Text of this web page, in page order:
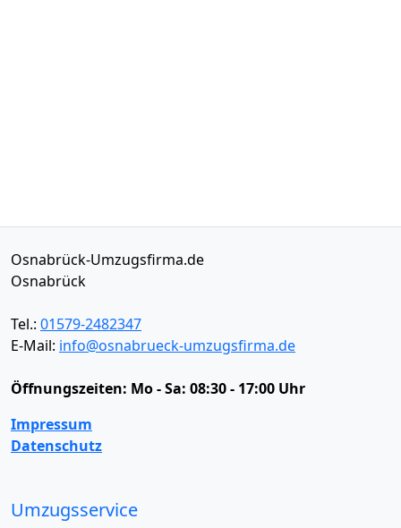
Osnabrück-Umzugsfirma.de
Osnabrück
Tel.: 01579-2482347
E-Mail: info@osnabrueck-umzugsfirma.de
Öffnungszeiten: Mo - Sa: 08:30 - 17:00 Uhr
Impressum
Datenschutz
Umzugsservice